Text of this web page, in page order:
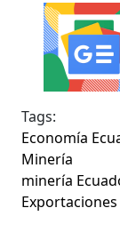
Tags:
Economía
Minería
minería